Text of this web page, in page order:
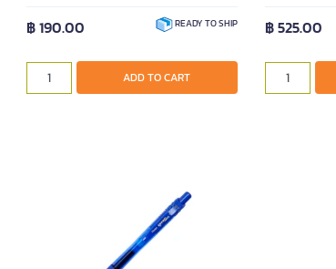
฿ 190.00 READY TO SHIP
ADD TO CART
฿ 525.00